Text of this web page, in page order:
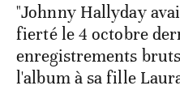
"Johnny Hallyday
fierté le 4 octobre
enregistrements
l'album à sa fille